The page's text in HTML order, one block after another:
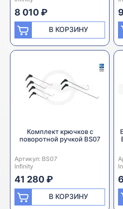
8 010 ₽
В КОРЗИНУ
Комплект крючков с
поворотной ручкой BS07
Артикул: BS07
Производитель:
Infinity
41 280 ₽
В КОРЗИНУ